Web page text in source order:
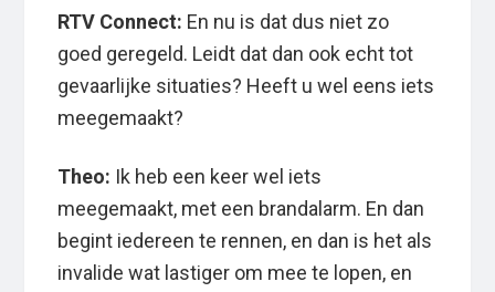
RTV Connect: En nu is dat dus niet zo
goed geregeld. Leidt dat dan ook echt tot
gevaarlijke situaties? Heeft u wel eens iets
meegemaakt?
Theo: Ik heb een keer wel iets
meegemaakt, met een brandalarm. En dan
begint iedereen te rennen, en dan is het als
invalide wat lastiger om mee te lopen, en